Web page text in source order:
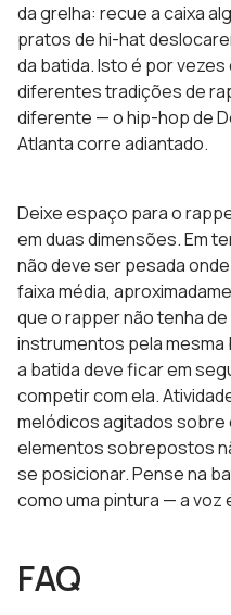
da grelha: recue a caixa
pratos de hi-hat
da batida. Isto é por
diferentes tradições de
diferente — o hip-hop de
Atlanta corre adiantado.
Deixe espaço para o
em duas dimensões. Em
não deve ser pesada
faixa média,
que o rapper não tenha
instrumentos pela mesma
a batida deve ficar em
competir com ela.
melódicos agitados sobre
elementos sobrepostos
se posicionar. Pense na
como uma pintura — a voz
FAQ